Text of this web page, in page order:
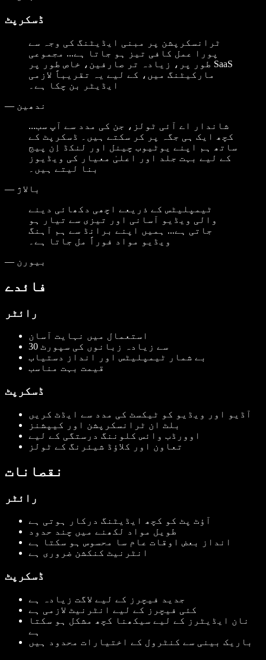
ڈسکرپٹ
ٹرانسکرپشن پر مبنی ایڈیٹنگ کی وجہ سے
پورا عمل کافی تیز ہو جاتا ہے... مجموعی
طور پر، زیادہ تر صارفین، خاص طور پر SaaS
مارکیٹنگ میں، کے لیے یہ تقریباً لازمی
ایڈیٹر بن چکا ہے۔
— ندھین
...شاندار اے آئی ٹولز، جن کی مدد سے آپ سب
کچھ ایک ہی جگہ پر کر سکتے ہیں۔ ڈسکرپٹ کے
ساتھ ہم اپنے یوٹیوب چینل اور لنکڈ اِن پیج
کے لیے بہت جلد اور اعلیٰ معیار کی ویڈیوز
بنا لیتے ہیں۔
— بالاژ
ٹیمپلیٹس کے ذریعے اچھی دکھائی دینے
والی ویڈیو آسانی اور تیزی سے تیار ہو
جاتی ہے... ہمیں اپنے برانڈ سے ہم آہنگ
ویڈیو مواد فوراً مل جاتا ہے۔
— بیورن
فائدے
رائٹر
استعمال میں نہایت آسان
30 سے زیادہ زبانوں کی سپورٹ
بے شمار ٹیمپلیٹس اور انداز دستیاب
قیمت بہت مناسب
ڈسکرپٹ
آڈیو اور ویڈیو کو ٹیکسٹ کی مدد سے ایڈٹ کریں
بلٹ ان ٹرانسکرپشن اور کیپشنز
اوورڈب وائس کلوننگ درستگی کے لیے
تعاون اور کلاؤڈ شیئرنگ کے ٹولز
نقصانات
رائٹر
آؤٹ پٹ کو کچھ ایڈیٹنگ درکار ہوتی ہے
طویل مواد لکھنے میں چند حدود
انداز بعض اوقات عام سا محسوس ہو سکتا ہے
انٹرنیٹ کنکشن ضروری ہے
ڈسکرپٹ
جدید فیچرز کے لیے لاگت زیادہ ہے
کئی فیچرز کے لیے انٹرنیٹ لازمی ہے
نان ایڈیٹرز کے لیے سیکھنا کچھ مشکل ہو سکتا
ہے
باریک بینی سے کنٹرول کے اختیارات محدود ہیں